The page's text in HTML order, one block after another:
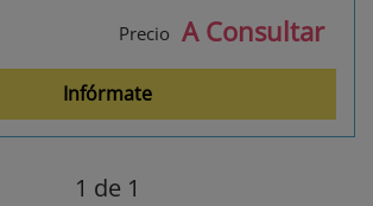
Precio A Consultar
Infórmate
1 de 1